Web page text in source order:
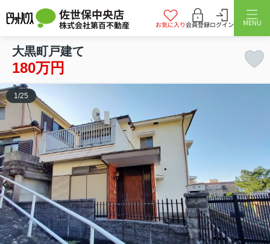
佐世保中央店
株式会社第百不動産 お気に入り会員登録ログイン MENU
大黒町戸建て
180万円
1 /25